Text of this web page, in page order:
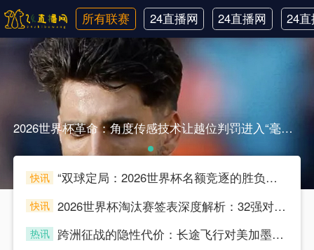
所有联赛
24直播网
英超
24直播网
世界杯
24
韩
2026世界杯革命：角度传感技术让越位判罚进入“毫米级时代”2026世界杯革命：角度传感技术让越位判罚进入“毫米级时代”
快讯
“双球定局：2026世界杯名额竞逐的胜负分水岭”
快讯
2026世界杯淘汰赛签表深度解析：32强对位的底层逻辑与博弈推演
热讯
跨洲征战的隐性代价：长途飞行对美加墨世界杯预选赛球员竞技状态的多维影响分析